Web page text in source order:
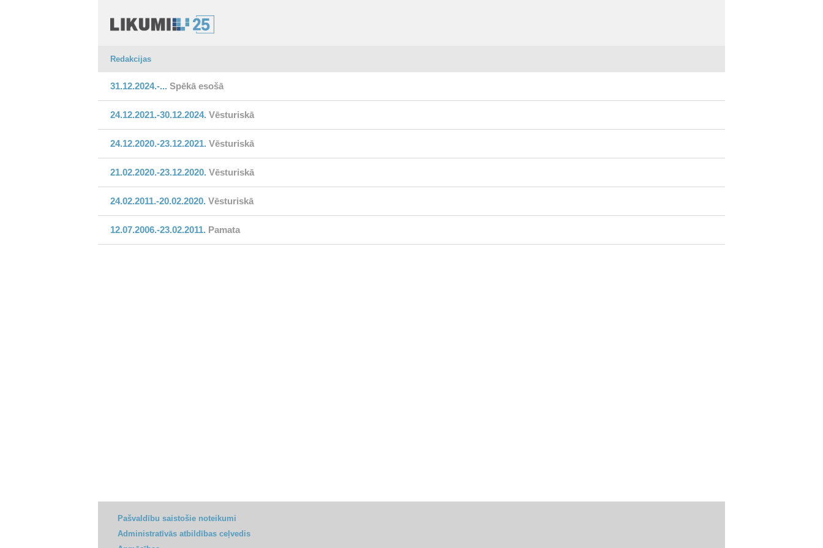
Redakcijas
31.12.2024.-... Spēkā esošā
24.12.2021.-30.12.2024. Vēsturiskā
24.12.2020.-23.12.2021. Vēsturiskā
21.02.2020.-23.12.2020. Vēsturiskā
24.02.2011.-20.02.2020. Vēsturiskā
12.07.2006.-23.02.2011. Pamata
Pašvaldību saistošie noteikumi
Administratīvās atbildības ceļvedis